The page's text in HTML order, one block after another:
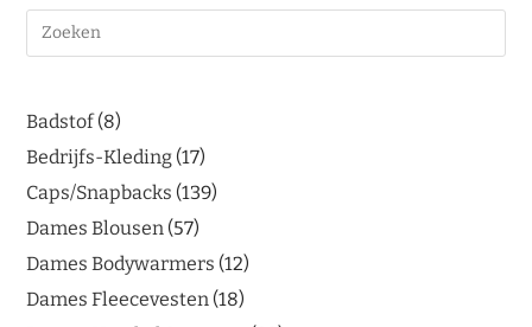
Badstof 8
Bedrijfs-Kleding 17
Caps/Snapbacks 139
Dames Blousen 57
Dames Bodywarmers 12
Dames Fleecevesten 18